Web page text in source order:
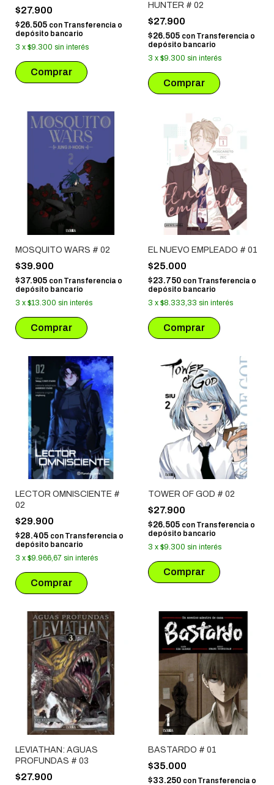
$27.900
$26.505 con Transferencia o
depósito bancario
3 x $9.300 sin interés
HUNTER # 02
$27.900
$26.505 con Transferencia o
depósito bancario
3 x $9.300 sin interés
MOSQUITO WARS # 02
$39.900
$37.905 con Transferencia o
depósito bancario
3 x $13.300 sin interés
EL NUEVO EMPLEADO # 01
$25.000
$23.750 con Transferencia o
depósito bancario
3 x $8.333,33 sin interés
LECTOR OMNISCIENTE #
02
$29.900
$28.405 con Transferencia o
depósito bancario
3 x $9.966,67 sin interés
TOWER OF GOD # 02
$27.900
$26.505 con Transferencia o
depósito bancario
3 x $9.300 sin interés
LEVIATHAN: AGUAS
PROFUNDAS # 03
$27.900
BASTARDO # 01
$35.000
$33.250 con Transferencia o